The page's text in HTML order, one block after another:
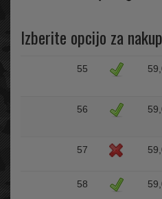
Izberite opcijo za nakup
55
56
57
58